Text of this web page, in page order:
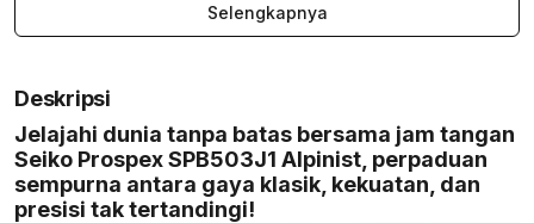
Selengkapnya
Deskripsi
Jelajahi dunia tanpa batas bersama jam tangan
Seiko Prospex SPB503J1 Alpinist, perpaduan
sempurna antara gaya klasik, kekuatan, dan
presisi tak tertandingi!